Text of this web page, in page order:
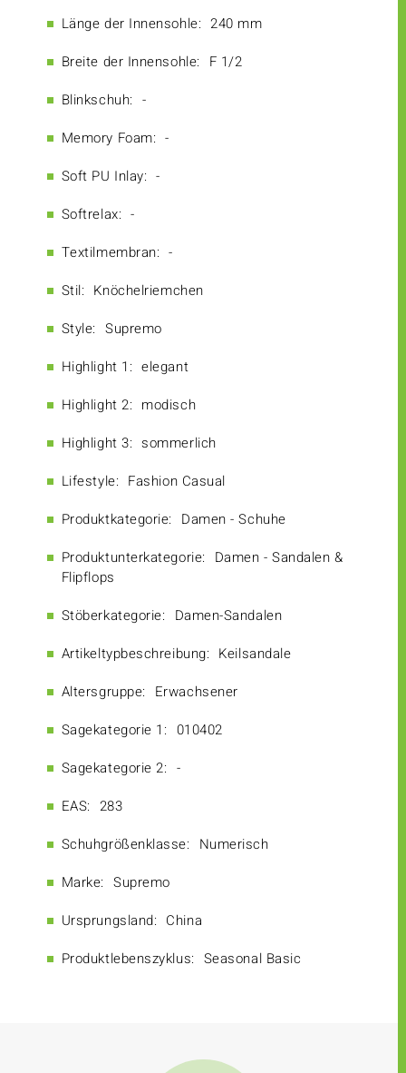
Länge der Innensohle: 240 mm
Breite der Innensohle: F 1/2
Blinkschuh: -
Memory Foam: -
Soft PU Inlay: -
Softrelax: -
Textilmembran: -
Stil: Knöchelriemchen
Style: Supremo
Highlight 1: elegant
Highlight 2: modisch
Highlight 3: sommerlich
Lifestyle: Fashion Casual
Produktkategorie: Damen - Schuhe
Produktunterkategorie: Damen - Sandalen &
Flipflops
Stöberkategorie: Damen-Sandalen
Artikeltypbeschreibung: Keilsandale
Altersgruppe: Erwachsener
Sagekategorie 1: 010402
Sagekategorie 2: -
EAS: 283
Schuhgrößenklasse: Numerisch
Marke: Supremo
Ursprungsland: China
Produktlebenszyklus: Seasonal Basic